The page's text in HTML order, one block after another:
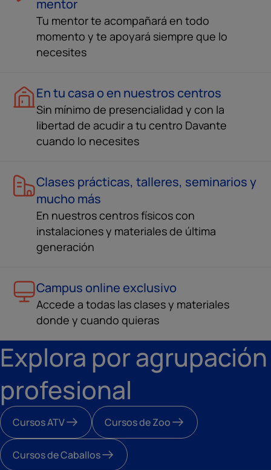
mentor
Tu mentor te acompañará en todo
momento y te apoyará siempre que lo
necesites
En tu casa o en nuestros centros
Sin mínimo de presencialidad y con la
libertad de acudir a tu centro Davante
cuando lo necesites
Clases prácticas, talleres, seminarios y
mucho más
En nuestros centros físicos con
instalaciones y materiales de última
generación
Campus online exclusivo
Accede a todas las clases y materiales
donde y cuando quieras
Explora por agrupación
profesional
Cursos ATV Cursos de Zoo
Cursos de Caballos